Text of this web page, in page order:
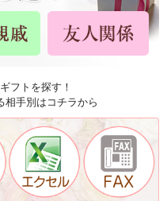
フトを探す！
相手別はコチラから